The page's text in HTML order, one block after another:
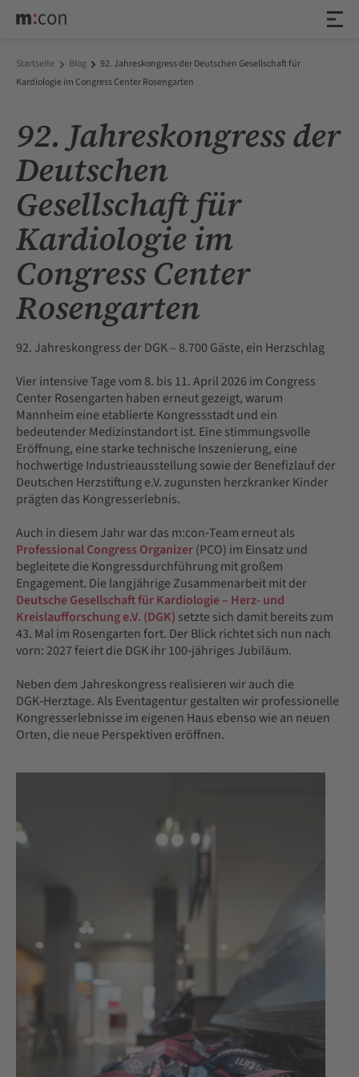
Startseite Blog
92. Jahreskongress der Deutschen Gesellschaft für
Kardiologie im Congress Center Rosengarten
92. Jahreskongress der
Deutschen
Gesellschaft für
Kardiologie im
Congress Center
Rosengarten
92. Jahreskongress der DGK – 8.700 Gäste, ein Herzschlag
Vier intensive Tage vom 8. bis 11. April 2026 im Congress
Center Rosengarten haben erneut gezeigt, warum
Mannheim eine etablierte Kongressstadt und ein
bedeutender Medizinstandort ist. Eine stimmungsvolle
Eröffnung, eine starke technische Inszenierung, eine
hochwertige Industrieausstellung sowie der Benefizlauf der
Deutschen Herzstiftung e.V. zugunsten herzkranker Kinder
prägten das Kongresserlebnis.
Auch in diesem Jahr war das m:con‑Team erneut als
Professional Congress Organizer(PCO) im Einsatz und
begleitete die Kongressdurchführung mit großem
Engagement. Die langjährige Zusammenarbeit mit der
Deutsche Gesellschaft für Kardiologie – Herz- und
Kreislaufforschung e.V. (DGK) setzte sich damit bereits zum
43. Mal im Rosengarten fort. Der Blick richtet sich nun nach
vorn: 2027 feiert die DGK ihr 100‑jähriges Jubiläum.
Neben dem Jahreskongress realisieren wir auch die
DGK‑Herztage. Als Eventagentur gestalten wir professionelle
Kongresserlebnisse im eigenen Haus ebenso wie an neuen
Orten, die neue Perspektiven eröffnen.